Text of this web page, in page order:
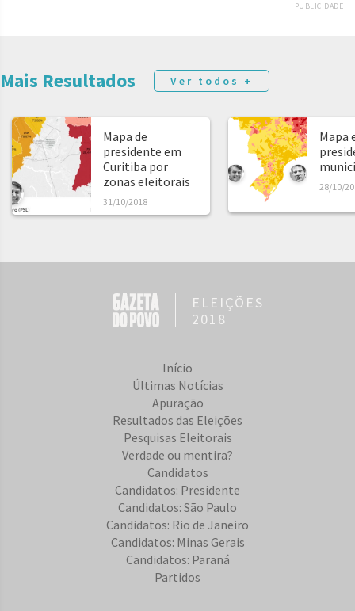
PUBLICIDADE
Mais Resultados Ver todos +
Mapa de
presidente em
Curitiba por
zonas eleitorais
31/10/2018
Mapa
28/10/
ELEIÇÕES
2018
Início
Últimas Notícias
Apuração
Resultados das Eleições
Pesquisas Eleitorais
Verdade ou mentira?
Candidatos
Candidatos: Presidente
Candidatos: São Paulo
Candidatos: Rio de Janeiro
Candidatos: Minas Gerais
Candidatos: Paraná
Partidos